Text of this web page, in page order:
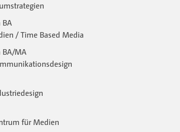
/ Time Based Media
BA/MA
für Medien